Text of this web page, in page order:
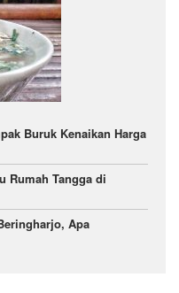
Buruk Kenaikan Harga
Rumah Tangga di
Apa